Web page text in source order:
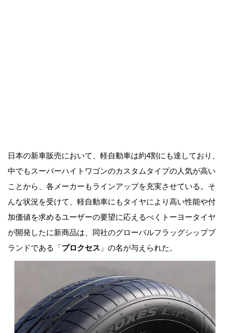
日本の新車販売において、軽自動車は約4割にも達しており、
中でもスーパーハイトワゴンのカスタムタイプの人気が高い
ことから、各メーカーもラインアップを充実させている。そ
んな状況を受けて、軽自動車にもタイヤにより高い性能や付
加価値を求めるユーザーの要望に応えるべくトーヨータイヤ
が開発したに新商品は、同社のグローバルフラッグシップブ
ランドである「プロクセス 」の名が与えられた。